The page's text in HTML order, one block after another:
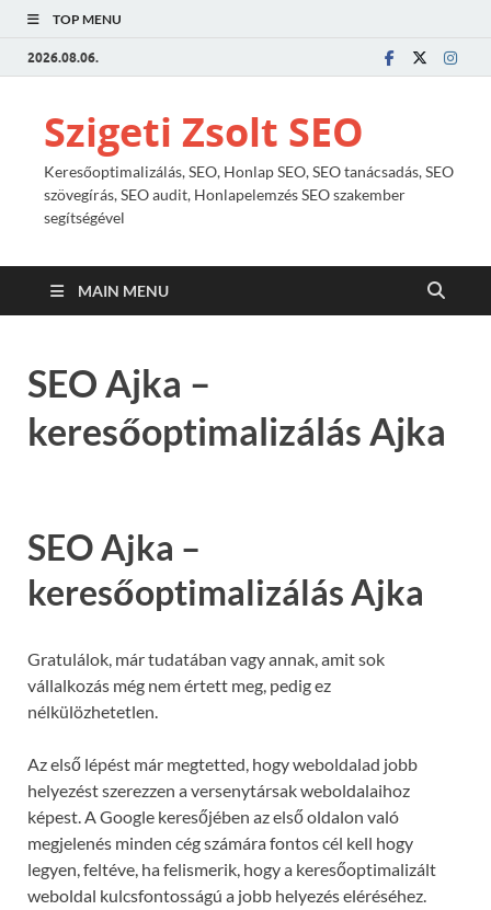
TOP MENU
2026.08.06.
Szigeti Zsolt SEO
Keresőoptimalizálás, SEO, Honlap SEO, SEO tanácsadás, SEO
szövegírás, SEO audit, Honlapelemzés SEO szakember
segítségével
MAIN MENU
SEO Ajka –
keresőoptimalizálás Ajka
SEO Ajka –
keresőoptimalizálás Ajka
Gratulálok, már tudatában vagy annak, amit sok
vállalkozás még nem értett meg, pedig ez
nélkülözhetetlen.
Az első lépést már megtetted, hogy weboldalad jobb
helyezést szerezzen a versenytársak weboldalaihoz
képest. A Google keresőjében az első oldalon való
megjelenés minden cég számára fontos cél kell hogy
legyen, feltéve, ha felismerik, hogy a keresőoptimalizált
weboldal kulcsfontosságú a jobb helyezés eléréséhez.